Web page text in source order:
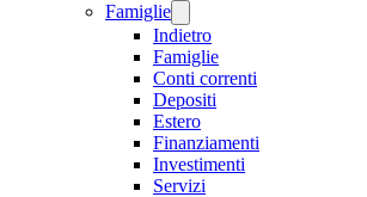
Famiglie
Indietro
Famiglie
Conti correnti
Depositi
Estero
Finanziamenti
Investimenti
Servizi